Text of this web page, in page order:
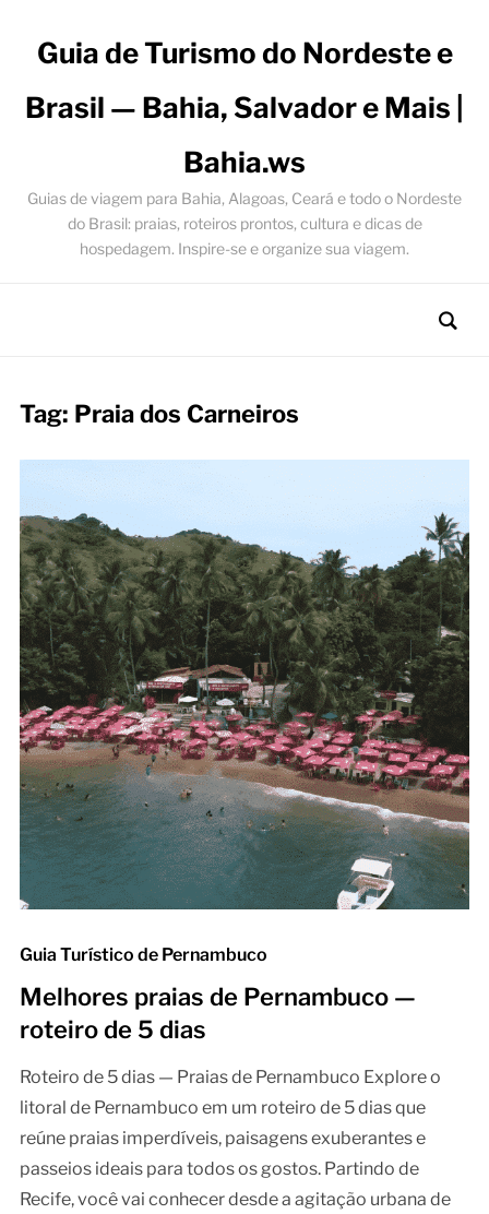
Guia de Turismo do Nordeste e
Brasil — Bahia, Salvador e Mais |
Bahia.ws
Guias de viagem para Bahia, Alagoas, Ceará e todo o Nordeste
do Brasil: praias, roteiros prontos, cultura e dicas de
hospedagem. Inspire-se e organize sua viagem.
Tag: Praia dos Carneiros
Guia Turístico de Pernambuco
Melhores praias de Pernambuco —
roteiro de 5 dias
Roteiro de 5 dias — Praias de Pernambuco Explore o
litoral de Pernambuco em um roteiro de 5 dias que
reúne praias imperdíveis, paisagens exuberantes e
passeios ideais para todos os gostos. Partindo de
Recife, você vai conhecer desde a agitação urbana de